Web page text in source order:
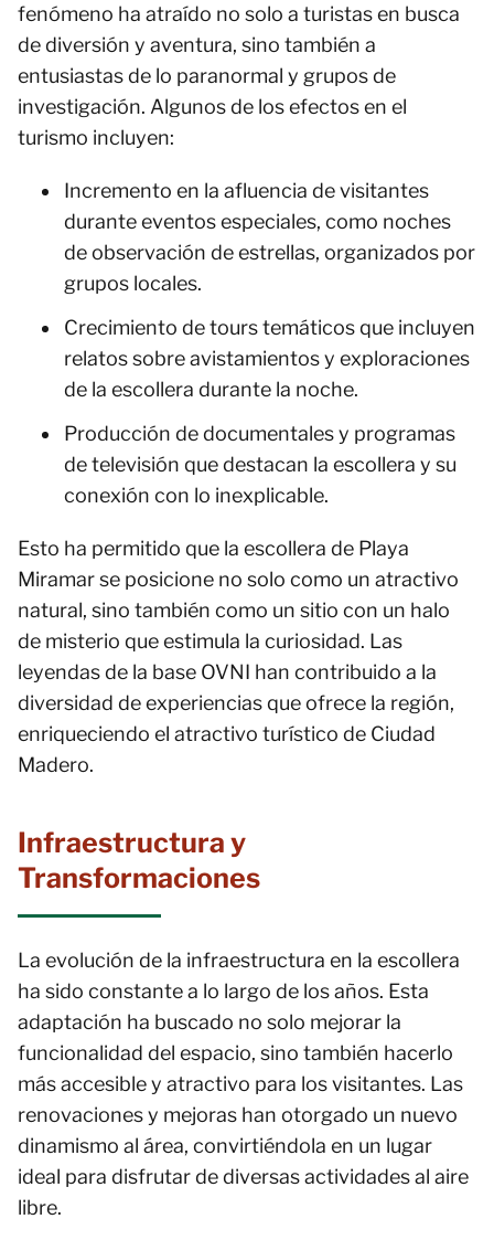
fenómeno ha atraído no solo a turistas en busca
de diversión y aventura, sino también a
entusiastas de lo paranormal y grupos de
investigación. Algunos de los efectos en el
turismo incluyen:
Incremento en la afluencia de visitantes
durante eventos especiales, como noches
de observación de estrellas, organizados por
grupos locales.
Crecimiento de tours temáticos que incluyen
relatos sobre avistamientos y exploraciones
de la escollera durante la noche.
Producción de documentales y programas
de televisión que destacan la escollera y su
conexión con lo inexplicable.
Esto ha permitido que la escollera de Playa
Miramar se posicione no solo como un atractivo
natural, sino también como un sitio con un halo
de misterio que estimula la curiosidad. Las
leyendas de la base OVNI han contribuido a la
diversidad de experiencias que ofrece la región,
enriqueciendo el atractivo turístico de Ciudad
Madero.
Infraestructura y
Transformaciones
La evolución de la infraestructura en la escollera
ha sido constante a lo largo de los años. Esta
adaptación ha buscado no solo mejorar la
funcionalidad del espacio, sino también hacerlo
más accesible y atractivo para los visitantes. Las
renovaciones y mejoras han otorgado un nuevo
dinamismo al área, convirtiéndola en un lugar
ideal para disfrutar de diversas actividades al aire
libre.